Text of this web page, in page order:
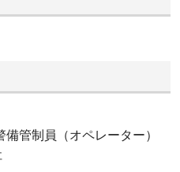
管制員（オペレーター）